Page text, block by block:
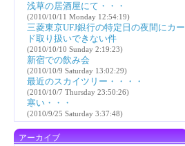
浅草の居酒屋にて・・・
(2010/10/11 Monday 12:54:19)
三菱東京UFJ銀行の特定日の夜間にカー
ド取り扱いできない件
(2010/10/10 Sunday 2:19:23)
新宿での飲み会
(2010/10/9 Saturday 13:02:29)
最近のスカイツリー・・・・
(2010/10/7 Thursday 23:50:26)
寒い・・・
(2010/9/25 Saturday 3:37:48)
アーカイブ